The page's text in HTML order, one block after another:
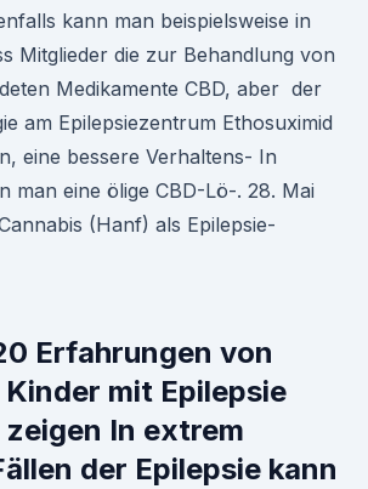
kann man beispielsweise in
Mitglieder die zur Behandlung von
Medikamente CBD, aber der
am Epilepsiezentrum Ethosuximid
eine bessere Verhaltens- In
man eine ölige CBD-Lö-. 28. Mai
(Hanf) als Epilepsie-
Erfahrungen von
mit Epilepsie
In extrem
der Epilepsie kann